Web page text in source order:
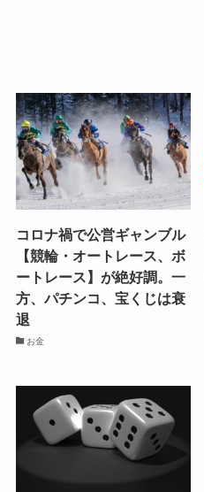
コロナ禍で公営ギャンブル
【競輪・オートレース、ボ
ートレース】が絶好調。一
方、パチンコ、宝くじは衰
退
お金